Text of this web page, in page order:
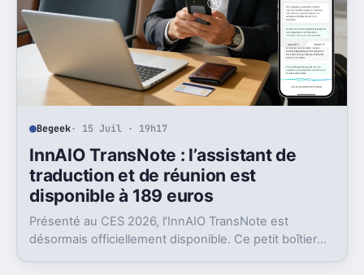
Begeek· 15 Juil · 19h17
InnAIO TransNote : l’assistant de
traduction et de réunion est
disponible à 189 euros
Présenté au CES 2026, l’InnAIO TransNote est
désormais officiellement disponible. Ce petit boîtier